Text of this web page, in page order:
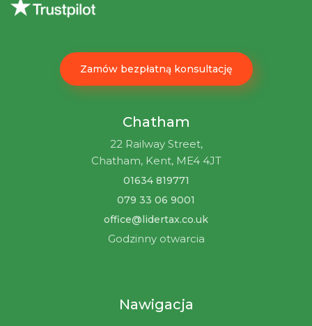
Zamów bezpłatną konsultację
Chatham
22 Railway Street,
Chatham, Kent, ME4 4JT
01634 819771
079 33 06 9001
office@lidertax.co.uk
Godzinny otwarcia
Nawigacja